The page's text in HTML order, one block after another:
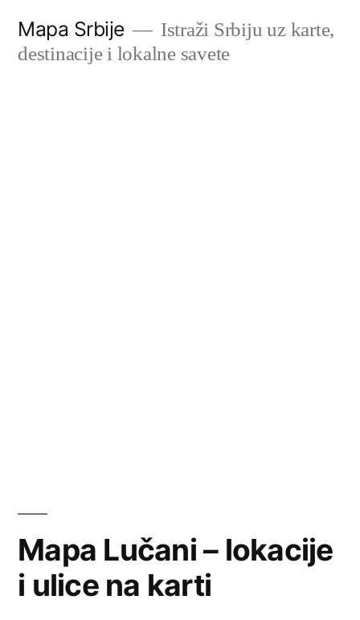
Mapa Srbije
Istraži Srbiju uz karte,
destinacije i lokalne savete
Mapa Lučani – lokacije
i ulice na karti